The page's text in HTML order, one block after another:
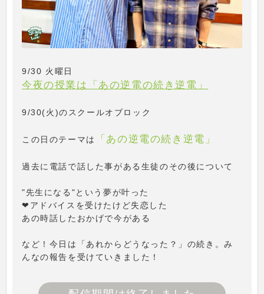
9/30 火曜日
今夜の授業は「あの逆電の続き逆電」
9/30(火)のスクールオブロック
この日のテーマは 「あの逆電の続き逆電」
過去に電話で話した事がある生徒のその後について
"先生になる"という夢が叶った
❤アドバイスを受けたけど失恋した
あの時話したおかげで今がある
など！今日は「あれからどうなった？」の続き。み
んなの報告を受けていきました！